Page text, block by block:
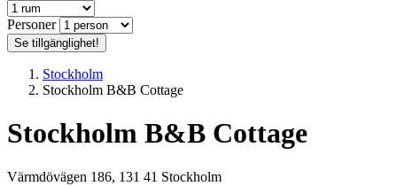
Personer
Se tillgänglighet!
Stockholm
Stockholm B&B Cottage
Stockholm B&B Cottage
Värmdövägen 186, 131 41 Stockholm